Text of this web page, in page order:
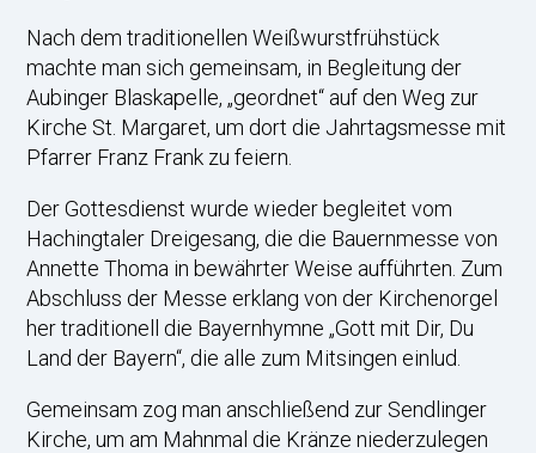
Nach dem traditionellen Weißwurstfrühstück
machte man sich gemeinsam, in Begleitung der
Aubinger Blaskapelle, „geordnet“ auf den Weg zur
Kirche St. Margaret, um dort die Jahrtagsmesse mit
Pfarrer Franz Frank zu feiern.
Der Gottesdienst wurde wieder begleitet vom
Hachingtaler Dreigesang, die die Bauernmesse von
Annette Thoma in bewährter Weise aufführten. Zum
Abschluss der Messe erklang von der Kirchenorgel
her traditionell die Bayernhymne „Gott mit Dir, Du
Land der Bayern“, die alle zum Mitsingen einlud.
Gemeinsam zog man anschließend zur Sendlinger
Kirche, um am Mahnmal die Kränze niederzulegen